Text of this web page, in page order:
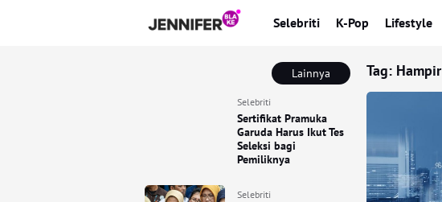
Selebriti K-Pop Lifestyle
Lainnya
Selebriti
Sertifikat Pramuka
Garuda Harus Ikut Tes
Seleksi bagi
Pemiliknya
Selebriti
Tag: Hampir